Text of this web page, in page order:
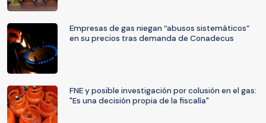
Empresas de gas niegan “abusos sistemáticos”
en su precios tras demanda de Conadecus
FNE y posible investigación por colusión en el gas:
"Es una decisión propia de la fiscalía"